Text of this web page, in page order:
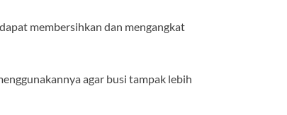
membersihkan dan mengangkat
agar busi tampak lebih